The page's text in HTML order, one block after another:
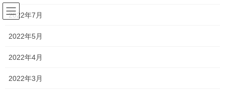
コ
ン
ナ
ビ
HOME
ネットショップ
病、災いをはねのける 六字真言の入ったブレスレット
2022年7月
2022年5月
2022年4月
2022年3月